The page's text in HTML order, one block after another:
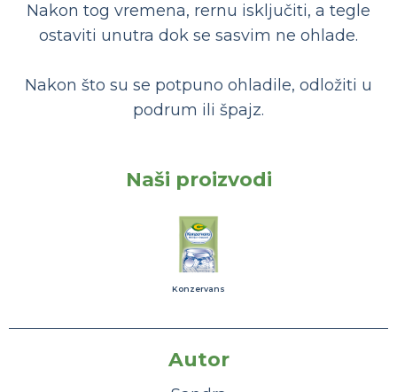
Nakon tog vremena, rernu isključiti, a tegle
ostaviti unutra dok se sasvim ne ohlade.
Nakon što su se potpuno ohladile, odložiti u
podrum ili špajz.
Naši proizvodi
Konzervans
Autor